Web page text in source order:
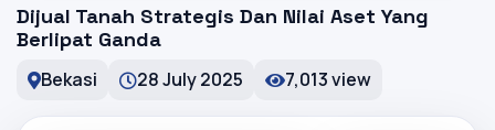
Dijual Tanah Strategis Dan Nilai Aset Yang
Berlipat Ganda
Bekasi 28 July 2025 7,013 view